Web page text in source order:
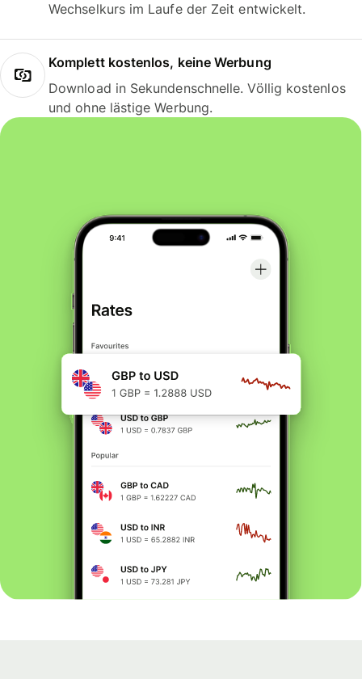
Wechselkurs im Laufe der Zeit entwickelt.
Komplett kostenlos, keine Werbung
Download in Sekundenschnelle. Völlig kostenlos
und ohne lästige Werbung.